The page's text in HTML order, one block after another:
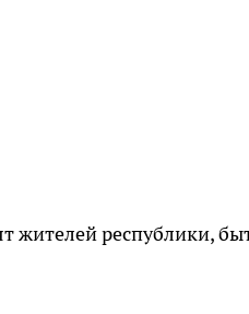
жителей республики,